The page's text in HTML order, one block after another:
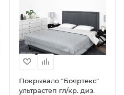
Покрывало "Бояртекс"
ультрастеп гл/кр. диз.